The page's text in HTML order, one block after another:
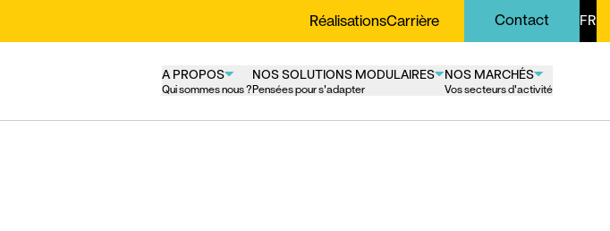
RéalisationsCarrière Contact FR
A PROPOS
Qui sommes nous ?
NOS SOLUTIONS MODULAIRES
Pensées pour s'adapter
NOS MARCHÉS
Vos secteurs d'activité